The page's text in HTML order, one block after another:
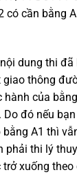
có cần bằng
dung thi
giao thông
của
đó nếu
A1 thì
phải thi lý
xuống